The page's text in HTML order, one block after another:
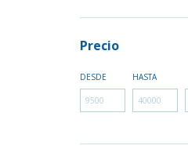
Precio
DESDE HASTA